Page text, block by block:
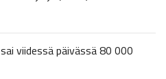
viidessä päivässä 80 000